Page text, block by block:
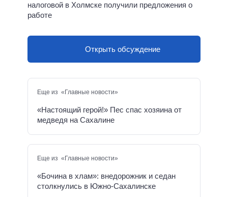
налоговой в Холмске получили предложения о
работе
Открыть обсуждение
Еще из «Главные новости»
«Настоящий герой!» Пес спас хозяина от
медведя на Сахалине
Еще из «Главные новости»
«Бочина в хлам»: внедорожник и седан
столкнулись в Южно-Сахалинске